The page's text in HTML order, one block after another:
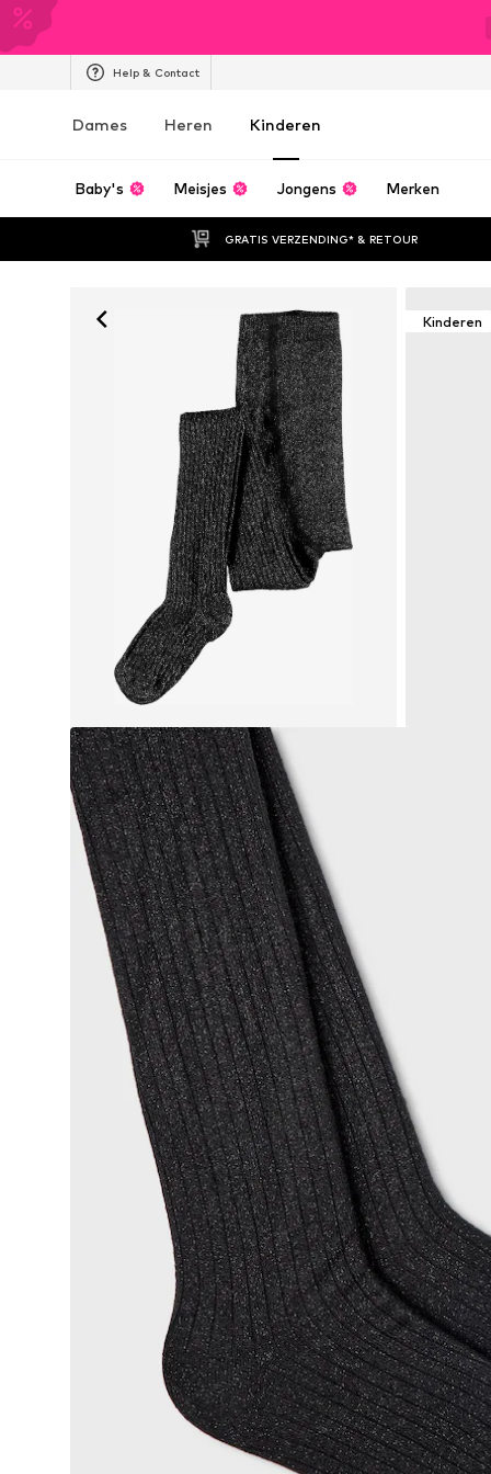
Help & Contact
Dames Heren Kinderen
Baby's Meisjes Jongens Merken
GRATIS VERZENDING* & RETOUR
Kinderen